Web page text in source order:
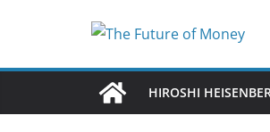
HIROSHI